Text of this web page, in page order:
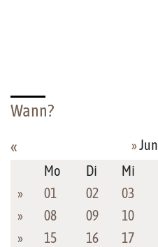
Wann?
»
«
Mo
Di Mi
»
01 02 03
»
08 09 10
»
15 16 17